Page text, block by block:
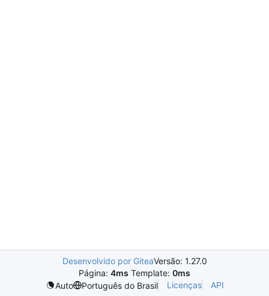
Desenvolvido por GiteaVersão: 1.27.0
Página: 4ms Template: 0ms
Auto
Português do Brasil Licenças API